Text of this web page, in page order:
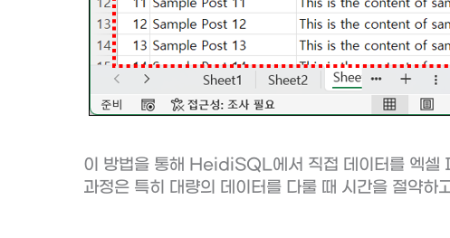
이 방법을 통해 HeidiSQL에서 직접 데이터를 엑셀
과정은 특히 대량의 데이터를 다룰 때 시간을 절약하